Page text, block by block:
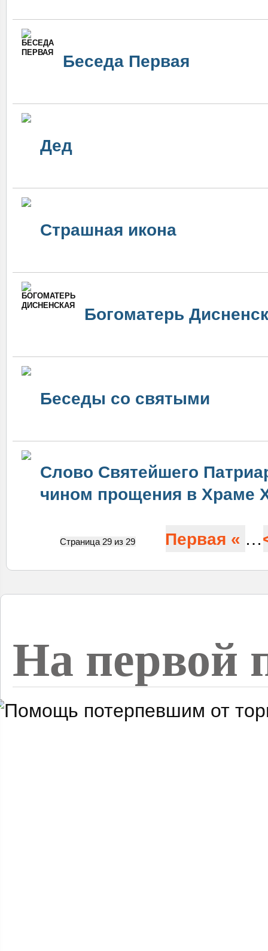
Беседа Первая
Дед
Страшная икона
Богоматерь
Беседы со святыми
Слово Святейшего
чином прощения в Храме
Страница 29 из 29 Первая « …
На первой